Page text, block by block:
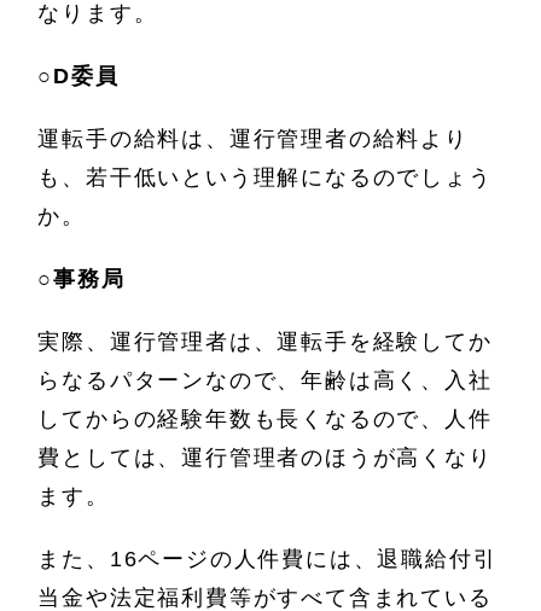
なります。
○ D委員
運転手の給料は、運行管理者の給料より
も、若干低いという理解になるのでしょう
か。
○事務局
実際、運行管理者は、運転手を経験してか
らなるパターンなので、年齢は高く、入社
してからの経験年数も長くなるので、人件
費としては、運行管理者のほうが高くなり
ます。
また、16ページの人件費には、退職給付引
当金や法定福利費等がすべて含まれている